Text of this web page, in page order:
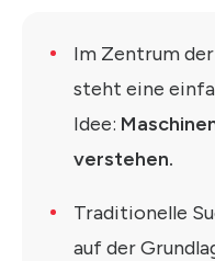
Im Zentrum
steht eine
Idee:
verstehen.
Traditionelle
auf der